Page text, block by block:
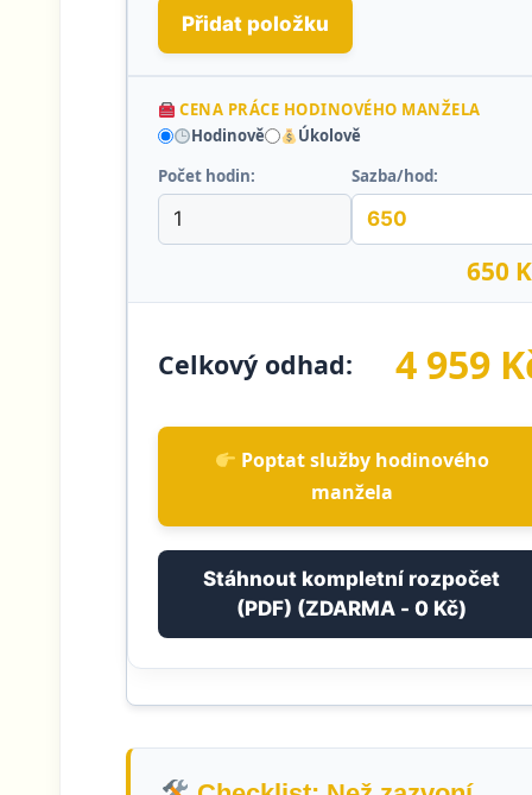
Přidat položku
CENA PRÁCE HODINOVÉHO MANŽELA
Hodinově
Úkolově
Počet hodin:
Sazba/hod:
650
Celkový odhad: 4 959
Poptat služby hodinového
manžela
Stáhnout kompletní rozpočet
(PDF) (ZDARMA - 0 Kč)